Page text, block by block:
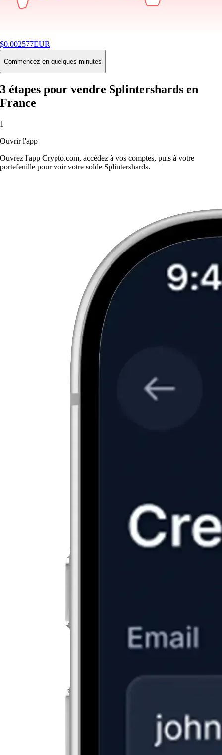
$0.002577EUR
-0.34%24H
Buy
Commencez en quelques minutes
3 étapes pour vendre Splintershards en
France
1
Ouvrir l'app
Ouvrez l'app Crypto.com, accédez à vos comptes, puis à votre
portefeuille pour voir votre solde Splintershards.